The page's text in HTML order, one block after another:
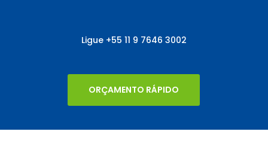
Ligue +55 11 9 7646 3002
ORÇAMENTO RÁPIDO